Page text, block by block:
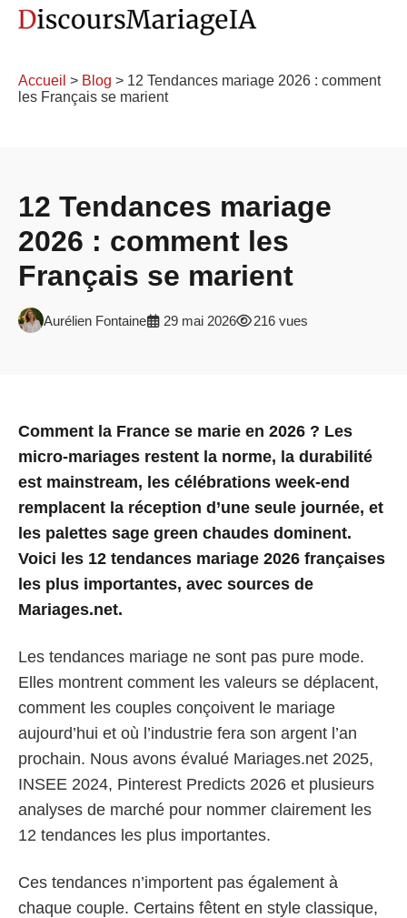
Accueil > Blog > 12 Tendances mariage 2026 : comment
les Français se marient
12 Tendances mariage
2026 : comment les
Français se marient
Aurélien Fontaine 29 mai 2026 216 vues
Comment la France se marie en 2026 ? Les
micro-mariages restent la norme, la durabilité
est mainstream, les célébrations week-end
remplacent la réception d’une seule journée, et
les palettes sage green chaudes dominent.
Voici les 12 tendances mariage 2026 françaises
les plus importantes, avec sources de
Mariages.net.
Les tendances mariage ne sont pas pure mode.
Elles montrent comment les valeurs se déplacent,
comment les couples conçoivent le mariage
aujourd’hui et où l’industrie fera son argent l’an
prochain. Nous avons évalué Mariages.net 2025,
INSEE 2024, Pinterest Predicts 2026 et plusieurs
analyses de marché pour nommer clairement les
12 tendances les plus importantes.
Ces tendances n’importent pas également à
chaque couple. Certains fêtent en style classique,